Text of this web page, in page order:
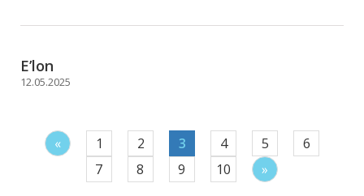
E’lon
12.05.2025
« 1 2 3 4 5
6
7
8 9 10 »